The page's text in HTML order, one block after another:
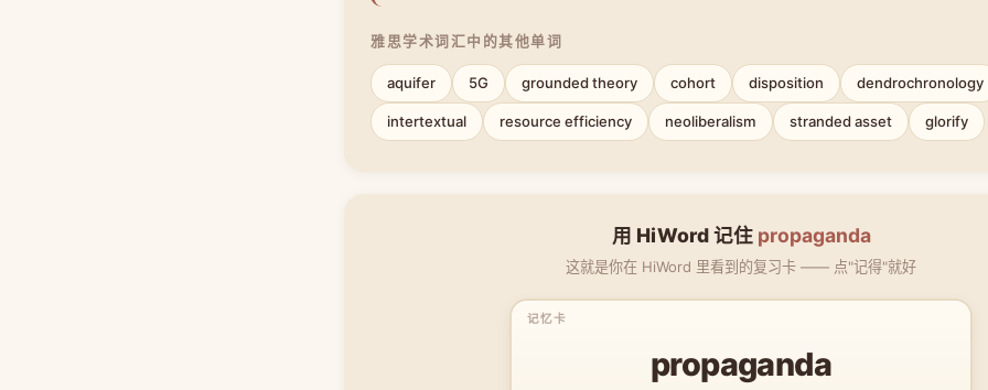
雅思学术词汇中的其他单词
aquifer 5G grounded theory cohort disposition dendrochronology
intertextual resource efficiency neoliberalism stranded asset glorify
用 HiWord 记住 propaganda
这就是你在 HiWord 里看到的复习卡 —— 点"记得"就好
propaganda